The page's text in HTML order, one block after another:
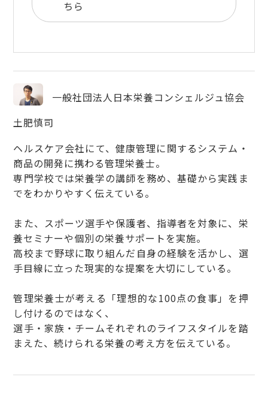
ちら
一般社団法人日本栄養コンシェルジュ協会
土肥慎司
ヘルスケア会社にて、健康管理に関するシステム・
商品の開発に携わる管理栄養士。
専門学校では栄養学の講師を務め、基礎から実践ま
でをわかりやすく伝えている。
また、スポーツ選手や保護者、指導者を対象に、栄
養セミナーや個別の栄養サポートを実施。
高校まで野球に取り組んだ自身の経験を活かし、選
手目線に立った現実的な提案を大切にしている。
管理栄養士が考える「理想的な100点の食事」を押
し付けるのではなく、
選手・家族・チームそれぞれのライフスタイルを踏
まえた、続けられる栄養の考え方を伝えている。